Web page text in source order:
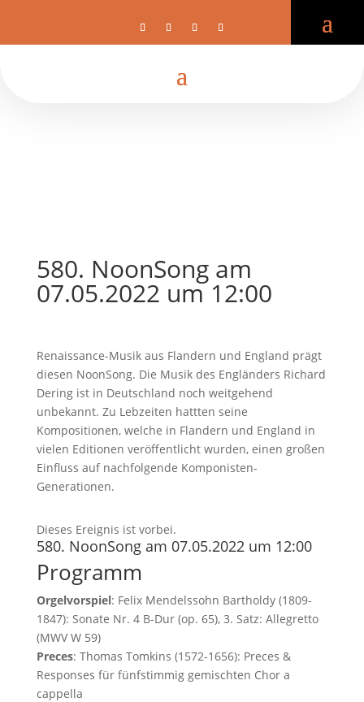
580. NoonSong am
07.05.2022 um 12:00
Renaissance-Musik aus Flandern und England prägt
diesen NoonSong. Die Musik des Engländers Richard
Dering ist in Deutschland noch weitgehend
unbekannt. Zu Lebzeiten hattten seine
Kompositionen, welche in Flandern und England in
vielen Editionen veröffentlicht wurden, einen großen
Einfluss auf nachfolgende Komponisten-
Generationen.
Dieses Ereignis ist vorbei.
580. NoonSong am 07.05.2022 um 12:00
Programm
Orgelvorspiel: Felix Mendelssohn Bartholdy (1809-
1847): Sonate Nr. 4 B-Dur (op. 65), 3. Satz: Allegretto
(MWV W 59)
Preces: Thomas Tomkins (1572-1656): Preces &
Responses für fünfstimmig gemischten Chor a
cappella